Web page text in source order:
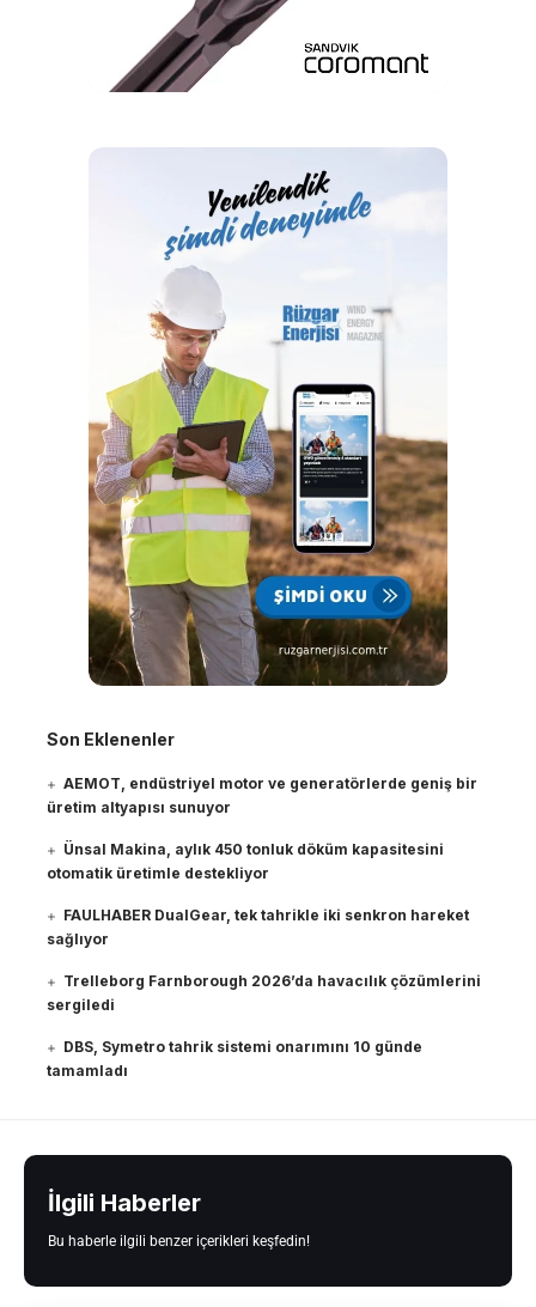
Son Eklenenler
AEMOT, endüstriyel motor ve generatörlerde geniş bir
üretim altyapısı sunuyor
Ünsal Makina, aylık 450 tonluk döküm kapasitesini
otomatik üretimle destekliyor
FAULHABER DualGear, tek tahrikle iki senkron hareket
sağlıyor
Trelleborg Farnborough 2026’da havacılık çözümlerini
sergiledi
DBS, Symetro tahrik sistemi onarımını 10 günde
tamamladı
İlgili Haberler
Bu haberle ilgili benzer içerikleri keşfedin!